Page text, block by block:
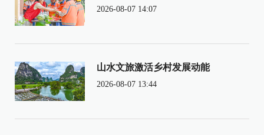
2026-08-07 14:07
山水文旅激活乡村发展动能
2026-08-07 13:44